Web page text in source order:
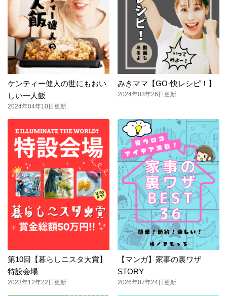
ケンティー健人の世にもおい
しい一人飯
2024年04年10日更新
みきママ【GO-快レシピ！】
2024年03年26日更新
第10回【暮らしニスタ大賞】
特設会場
2023年12年22日更新
【マンガ】家事の裏ワザ
STORY
2026年07年24日更新